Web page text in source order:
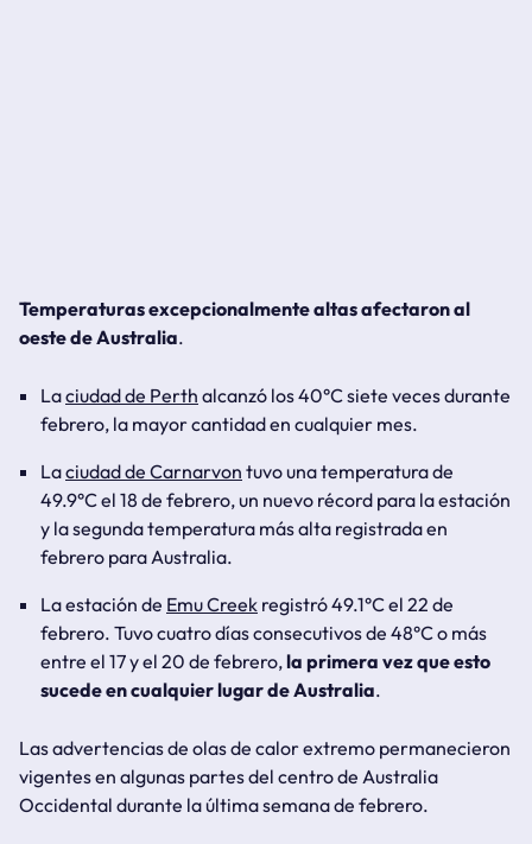
Temperaturas excepcionalmente altas afectaron al
oeste de Australia.
Laciudad de Perth alcanzó los 40°C siete veces durante
febrero, la mayor cantidad en cualquier mes.
Laciudad de Carnarvon tuvo una temperatura de
49.9°C el 18 de febrero, un nuevo récord para la estación
y la segunda temperatura más alta registrada en
febrero para Australia.
La estación de Emu Creek registró 49.1°C el 22 de
febrero. Tuvo cuatro días consecutivos de 48°C o más
entre el 17 y el 20 de febrero,la primera vez que esto
sucede en cualquier lugar de Australia.
Las advertencias de olas de calor extremo permanecieron
vigentes en algunas partes del centro de Australia
Occidental durante la última semana de febrero.